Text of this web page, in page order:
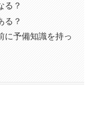
る？
る？
に予備知識を持っ